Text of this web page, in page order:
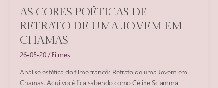
AS CORES POÉTICAS DE
RETRATO DE UMA JOVEM EM
CHAMAS
26-05-20/Filmes
Análise estética do filme francês Retrato de uma Jovem em
Chamas. Aqui você fica sabendo como Céline Sciamma